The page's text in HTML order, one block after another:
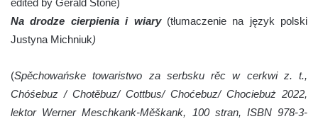
edited by Gerald Stone)
Na drodze cierpienia i wiary(tłumaczenie na język polski
Justyna Michniuk)
(Spěchowańske towaristwo za serbsku rěc w cerkwi z. t.,
Chóśebuz / Chotěbuz/ Cottbus/ Choćebuz/ Chociebuż 2022,
lektor Werner Meschkank-Měškank, 100 stran, ISBN 978-3-